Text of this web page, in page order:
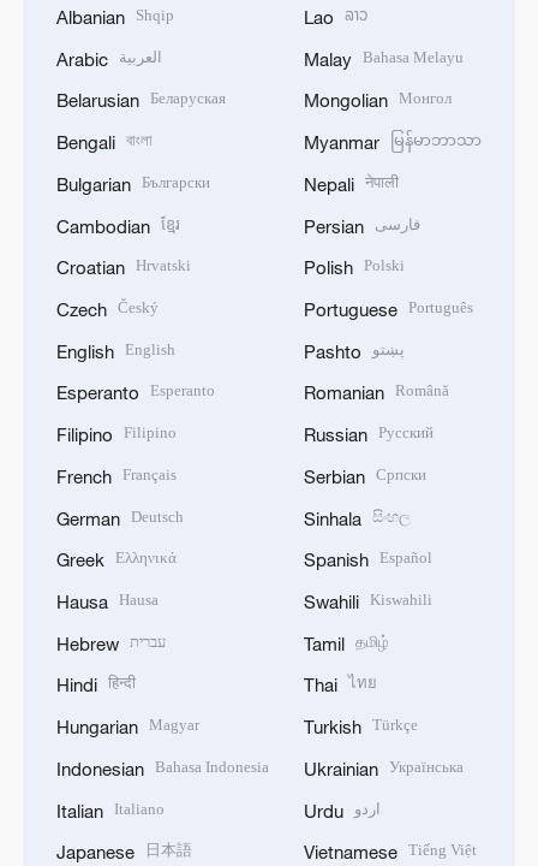
Albanian Shqip
Arabic العربية
Belarusian Беларуская
Bengali বাংলা
Bulgarian Български
Cambodian ខ្មែរ
Croatian Hrvatski
Czech Český
English English
Esperanto Esperanto
Filipino Filipino
French Français
German Deutsch
Greek Ελληνικά
Hausa Hausa
Hebrew עברית
Hindi हिन्दी
Hungarian Magyar
Indonesian Bahasa Indonesia
Italian Italiano
Japanese 日本語
Lao ລາວ
Malay Bahasa Melayu
Mongolian Монгол
Myanmar မြန်မာဘာသာ
Nepali नेपाली
Persian فارسی
Polish Polski
Portuguese Português
Pashto پښتو
Romanian Română
Russian Русский
Serbian Српски
Sinhala සිංහල
Spanish Español
Swahili Kiswahili
Tamil தமிழ்
Thai ไทย
Turkish Türkçe
Ukrainian Українська
Urdu اردو
Vietnamese Tiếng Việt